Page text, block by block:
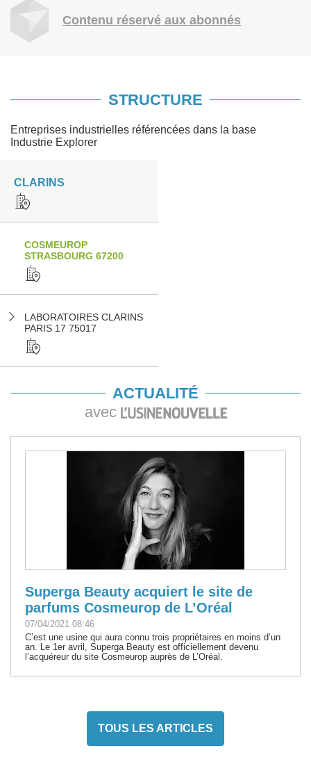
Contenu réservé aux abonnés
STRUCTURE
Entreprises industrielles référencées dans la base
Industrie Explorer
CLARINS
COSMEUROP
STRASBOURG 67200
LABORATOIRES CLARINS
PARIS 17 75017
ACTUALITÉ
avec
Superga Beauty acquiert le site de
parfums Cosmeurop de L’Oréal
07/04/2021 08:46
C’est une usine qui aura connu trois propriétaires en moins d’un
an. Le 1er avril, Superga Beauty est officiellement devenu
l’acquéreur du site Cosmeurop auprès de L’Oréal.
TOUS LES ARTICLES